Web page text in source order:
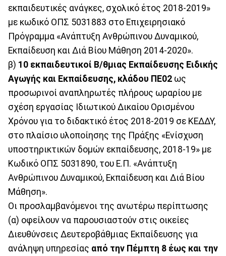
εκπαιδευτικές ανάγκες, σχολικό έτος 2018-2019»
με κωδικό ΟΠΣ 5031883 στο Επιχειρησιακό
Πρόγραμμα «Ανάπτυξη Ανθρώπινου Δυναμικού,
Εκπαίδευση και Διά Βίου Μάθηση 2014-2020».
β) 10 εκπαιδευτικοί Β/θμιας Εκπαίδευσης Ειδικής
Αγωγής και Εκπαίδευσης, κλάδου ΠΕ02 ως
προσωρινοί αναπληρωτές πλήρους ωραρίου με
σχέση εργασίας Ιδιωτικού Δικαίου Ορισμένου
Χρόνου για το διδακτικό έτος 2018-2019 σε ΚΕΔΔΥ,
στο πλαίσιο υλοποίησης της Πράξης «Ενίσχυση
υποστηρικτικών δομών εκπαίδευσης, 2018-19» με
Κωδικό ΟΠΣ 5031890, του Ε.Π. «Ανάπτυξη
Ανθρώπινου Δυναμικού, Εκπαίδευση και Διά Βίου
Μάθηση».
Οι προσλαμβανόμενοι της ανωτέρω περίπτωσης
(α) οφείλουν να παρουσιαστούν στις οικείες
Διευθύνσεις Δευτεροβάθμιας Εκπαίδευσης για
ανάληψη υπηρεσίας από την Πέμπτη 8 έως και την